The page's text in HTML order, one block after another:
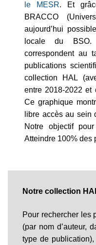
le MESR. Et
BRACCO
aujourd’hui
locale du BSO.
correspondent au
publications
collection HAL
entre 2018-2022 et
Ce graphique
libre accès au sein
Notre objectif
Atteindre 100% des
Notre collection
Pour rechercher les
(par nom d’auteur,
type de